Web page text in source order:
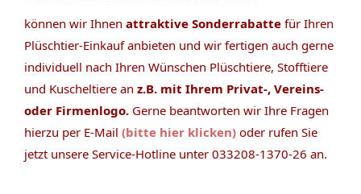
können wir Ihnen attraktive Sonderrabatte für Ihren
Plüschtier-Einkauf anbieten und wir fertigen auch gerne
individuell nach Ihren Wünschen Plüschtiere, Stofftiere
und Kuscheltiere an z.B. mit Ihrem Privat-, Vereins-
oder Firmenlogo. Gerne beantworten wir Ihre Fragen
hierzu per E-Mail (bitte hier klicken) oder rufen Sie
jetzt unsere Service-Hotline unter 033208-1370-26 an.